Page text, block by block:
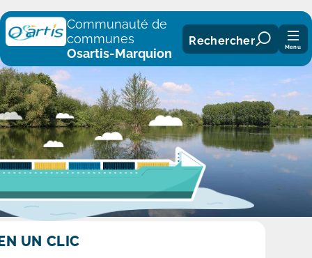
Panneau de gestion des cookies
Communauté de
communes
Osartis-Marquion
Rechercher Menu
UN CLIC